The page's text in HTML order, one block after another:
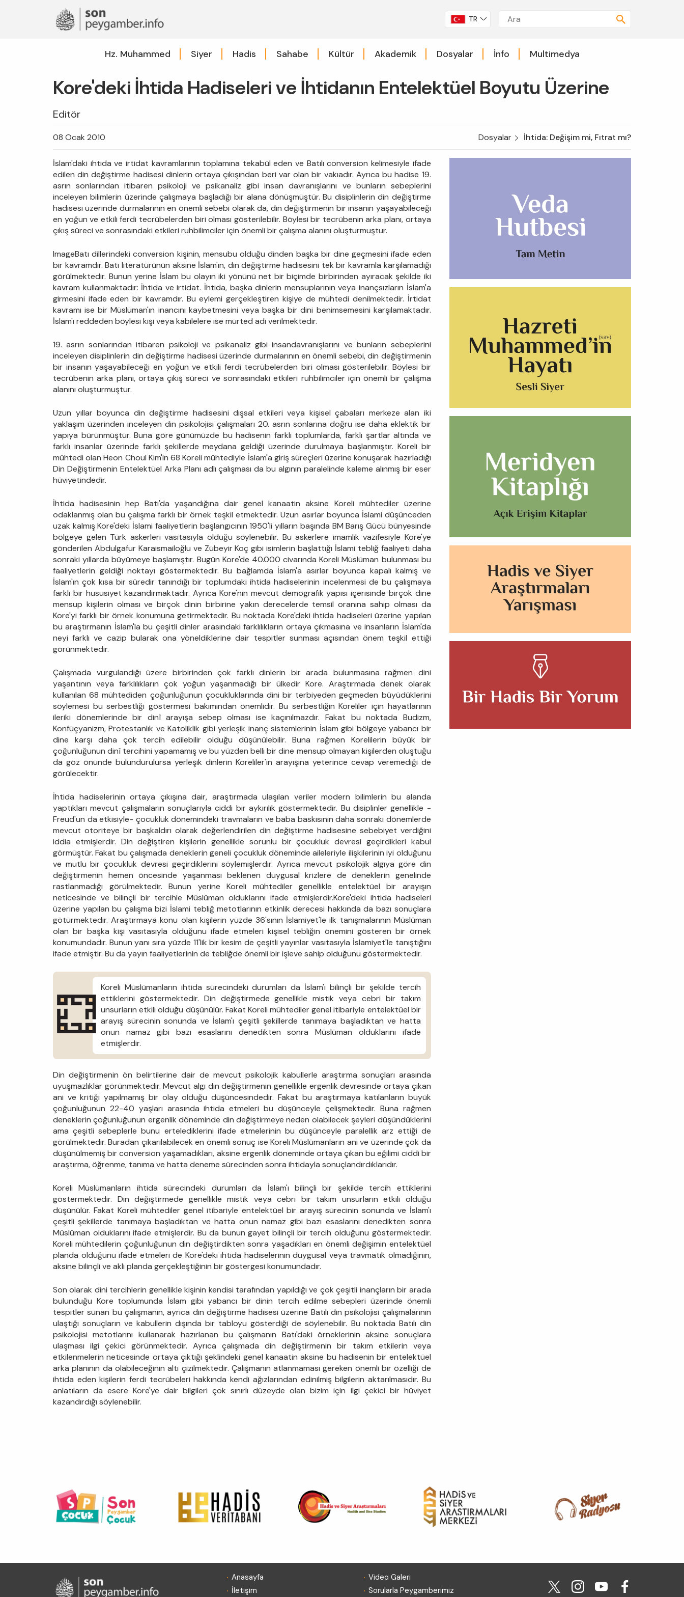
TR
Hz. Muhammed Siyer Hadis Sahabe Kültür Akademik Dosyalar İnfo Multimedya
Kore'deki İhtida Hadiseleri ve İhtidanın Entelektüel Boyutu Üzerine
Editör
08 Ocak 2010 Dosyalar İhtida: Değişim mi, Fıtrat mı?
İslam'daki ihtida ve irtidat kavramlarının toplamına tekabül eden ve Batılı conversion kelimesiyle ifade
edilen din değiştirme hadisesi dinlerin ortaya çıkışından beri var olan bir vakıadır. Ayrıca bu hadise 19.
asrın sonlarından itibaren psikoloji ve psikanaliz gibi insan davranışlarını ve bunların sebeplerini
inceleyen bilimlerin üzerinde çalışmaya başladığı bir alana dönüşmüştür. Bu disiplinlerin din değiştirme
hadisesi üzerinde durmalarının en önemli sebebi olarak da, din değiştirmenin bir insanın yaşayabileceği
en yoğun ve etkili ferdi tecrübelerden biri olması gösterilebilir. Böylesi bir tecrübenin arka planı, ortaya
çıkış süreci ve sonrasındaki etkileri ruhbilimciler için önemli bir çalışma alanını oluşturmuştur.
ImageBatı dillerindeki conversion kişinin, mensubu olduğu dinden başka bir dine geçmesini ifade eden
bir kavramdır. Batı literatürünün aksine İslam'ın, din değiştirme hadisesini tek bir kavramla karşılamadığı
görülmektedir. Bunun yerine İslam bu olayın iki yönünü net bir biçimde birbirinden ayıracak şekilde iki
kavram kullanmaktadır: İhtida ve irtidat. İhtida, başka dinlerin mensuplarının veya inançsızların İslam'a
girmesini ifade eden bir kavramdır. Bu eylemi gerçekleştiren kişiye de mühtedi denilmektedir. İrtidat
kavramı ise bir Müslüman'ın inancını kaybetmesini veya başka bir dini benimsemesini karşılamaktadır.
İslam'ı reddeden böylesi kişi veya kabilelere ise mürted adı verilmektedir.
19. asrın sonlarından itibaren psikoloji ve psikanaliz gibi insandavranışlarını ve bunların sebeplerini
inceleyen disiplinlerin din değiştirme hadisesi üzerinde durmalarının en önemli sebebi, din değiştirmenin
bir insanın yaşayabileceği en yoğun ve etkili ferdi tecrübelerden biri olması gösterilebilir. Böylesi bir
tecrübenin arka planı, ortaya çıkış süreci ve sonrasındaki etkileri ruhbilimciler için önemli bir çalışma
alanını oluşturmuştur.
Uzun yıllar boyunca din değiştirme hadisesini dışsal etkileri veya kişisel çabaları merkeze alan iki
yaklaşım üzerinden inceleyen din psikolojisi çalışmaları 20. asrın sonlarına doğru ise daha eklektik bir
yapıya bürünmüştür. Buna göre günümüzde bu hadisenin farklı toplumlarda, farklı şartlar altında ve
farklı insanlar üzerinde farklı şekillerde meydana geldiği üzerinde durulmaya başlanmıştır. Koreli bir
mühtedi olan Heon Choul Kim'in 68 Koreli mühtediyle İslam'a giriş süreçleri üzerine konuşarak hazırladığı
Din Değiştirmenin Entelektüel Arka Planı adlı çalışması da bu algının paralelinde kaleme alınmış bir eser
hüviyetindedir.
İhtida hadisesinin hep Batı'da yaşandığına dair genel kanaatin aksine Koreli mühtediler üzerine
odaklanmış olan bu çalışma farklı bir örnek teşkil etmektedir. Uzun asırlar boyunca İslami düşünceden
uzak kalmış Kore'deki İslami faaliyetlerin başlangıcının 1950'li yılların başında BM Barış Gücü bünyesinde
bölgeye gelen Türk askerleri vasıtasıyla olduğu söylenebilir. Bu askerlere imamlık vazifesiyle Kore'ye
gönderilen Abdulgafur Karaismailoğlu ve Zübeyir Koç gibi isimlerin başlattığı İslami tebliğ faaliyeti daha
sonraki yıllarda büyümeye başlamıştır. Bugün Kore'de 40.000 civarında Koreli Müslüman bulunması bu
faaliyetlerin geldiği noktayı göstermektedir. Bu bağlamda İslam'a asırlar boyunca kapalı kalmış ve
İslam'ın çok kısa bir süredir tanındığı bir toplumdaki ihtida hadiselerinin incelenmesi de bu çalışmaya
farklı bir hususiyet kazandırmaktadır. Ayrıca Kore'nin mevcut demografik yapısı içerisinde birçok dine
mensup kişilerin olması ve birçok dinin birbirine yakın derecelerde temsil oranına sahip olması da
Kore'yi farklı bir örnek konumuna getirmektedir. Bu noktada Kore'deki ihtida hadiseleri üzerine yapılan
bu araştırmanın İslam'la bu çeşitli dinler arasındaki farklılıkların ortaya çıkmasına ve insanların İslam'da
neyi farklı ve cazip bularak ona yöneldiklerine dair tespitler sunması açısından önem teşkil ettiği
görünmektedir.
Çalışmada vurgulandığı üzere birbirinden çok farklı dinlerin bir arada bulunmasına rağmen dini
yaşantının veya farklılıkların çok yoğun yaşanmadığı bir ülkedir Kore. Araştırmada denek olarak
kullanılan 68 mühtediden çoğunluğunun çocukluklarında dini bir terbiyeden geçmeden büyüdüklerini
söylemesi bu serbestliği göstermesi bakımından önemlidir. Bu serbestliğin Koreliler için hayatlarının
ileriki dönemlerinde bir dinî arayışa sebep olması ise kaçınılmazdır. Fakat bu noktada Budizm,
Konfüçyanizm, Protestanlık ve Katoliklik gibi yerleşik inanç sistemlerinin İslam gibi bölgeye yabancı bir
dine karşı daha çok tercih edilebilir olduğu düşünülebilir. Buna rağmen Korelilerin büyük bir
çoğunluğunun dinî tercihini yapamamış ve bu yüzden belli bir dine mensup olmayan kişilerden oluştuğu
da göz önünde bulundurulursa yerleşik dinlerin Koreliler'in arayışına yeterince cevap veremediği de
görülecektir.
İhtida hadiselerinin ortaya çıkışına dair, araştırmada ulaşılan veriler modern bilimlerin bu alanda
yaptıkları mevcut çalışmaların sonuçlarıyla ciddi bir aykırılık göstermektedir. Bu disiplinler genellikle -
Freud'un da etkisiyle- çocukluk dönemindeki travmaların ve baba baskısının daha sonraki dönemlerde
mevcut otoriteye bir başkaldırı olarak değerlendirilen din değiştirme hadisesine sebebiyet verdiğini
iddia etmişlerdir. Din değiştiren kişilerin genellikle sorunlu bir çocukluk devresi geçirdikleri kabul
görmüştür. Fakat bu çalışmada deneklerin geneli çocukluk döneminde aileleriyle ilişkilerinin iyi olduğunu
ve mutlu bir çocukluk devresi geçirdiklerini söylemişlerdir. Ayrıca mevcut psikolojik algıya göre din
değiştirmenin hemen öncesinde yaşanması beklenen duygusal krizlere de deneklerin genelinde
rastlanmadığı görülmektedir. Bunun yerine Koreli mühtediler genellikle entelektüel bir arayışın
neticesinde ve bilinçli bir tercihle Müslüman olduklarını ifade etmişlerdir.Kore'deki ihtida hadiseleri
üzerine yapılan bu çalışma bizi İslami tebliğ metotlarının etkinlik derecesi hakkında da bazı sonuçlara
götürmektedir. Araştırmaya konu olan kişilerin yüzde 36'sının İslamiyet'le ilk tanışmalarının Müslüman
olan bir başka kişi vasıtasıyla olduğunu ifade etmeleri kişisel tebliğin önemini gösteren bir örnek
konumundadır. Bunun yanı sıra yüzde 11'lik bir kesim de çeşitli yayınlar vasıtasıyla İslamiyet'le tanıştığını
ifade etmiştir. Bu da yayın faaliyetlerinin de tebliğde önemli bir işleve sahip olduğunu göstermektedir.
Koreli Müslümanların ihtida sürecindeki durumları da İslam'ı bilinçli bir şekilde tercih
ettiklerini göstermektedir. Din değiştirmede genellikle mistik veya cebri bir takım
unsurların etkili olduğu düşünülür. Fakat Koreli mühtediler genel itibariyle entelektüel bir
arayış sürecinin sonunda ve İslam'ı çeşitli şekillerde tanımaya başladıktan ve hatta
onun namaz gibi bazı esaslarını denedikten sonra Müslüman olduklarını ifade
etmişlerdir.
Din değiştirmenin ön belirtilerine dair de mevcut psikolojik kabullerle araştırma sonuçları arasında
uyuşmazlıklar görünmektedir. Mevcut algı din değiştirmenin genellikle ergenlik devresinde ortaya çıkan
ani ve kritiği yapılmamış bir olay olduğu düşüncesindedir. Fakat bu araştırmaya katılanların büyük
çoğunluğunun 22-40 yaşları arasında ihtida etmeleri bu düşünceyle çelişmektedir. Buna rağmen
deneklerin çoğunluğunun ergenlik döneminde din değiştirmeye neden olabilecek şeyleri düşündüklerini
ama çeşitli sebeplerle bunu ertelediklerini ifade etmelerinin bu düşünceyle paralellik arz ettiği de
görülmektedir. Buradan çıkarılabilecek en önemli sonuç ise Koreli Müslümanların ani ve üzerinde çok da
düşünülmemiş bir conversion yaşamadıkları, aksine ergenlik döneminde ortaya çıkan bu eğilimi ciddi bir
araştırma, öğrenme, tanıma ve hatta deneme sürecinden sonra ihtidayla sonuçlandırdıklarıdır.
Koreli Müslümanların ihtida sürecindeki durumları da İslam'ı bilinçli bir şekilde tercih ettiklerini
göstermektedir. Din değiştirmede genellikle mistik veya cebri bir takım unsurların etkili olduğu
düşünülür. Fakat Koreli mühtediler genel itibariyle entelektüel bir arayış sürecinin sonunda ve İslam'ı
çeşitli şekillerde tanımaya başladıktan ve hatta onun namaz gibi bazı esaslarını denedikten sonra
Müslüman olduklarını ifade etmişlerdir. Bu da bunun gayet bilinçli bir tercih olduğunu göstermektedir.
Koreli mühtedilerin çoğunluğunun din değiştirdikten sonra yaşadıkları en önemli değişimin entelektüel
planda olduğunu ifade etmeleri de Kore'deki ihtida hadiselerinin duygusal veya travmatik olmadığının,
aksine bilinçli ve akli planda gerçekleştiğinin bir göstergesi konumundadır.
Son olarak dini tercihlerin genellikle kişinin kendisi tarafından yapıldığı ve çok çeşitli inançların bir arada
bulunduğu Kore toplumunda İslam gibi yabancı bir dinin tercih edilme sebepleri üzerinde önemli
tespitler sunan bu çalışmanın, ayrıca din değiştirme hadisesi üzerine Batılı din psikolojisi çalışmalarının
ulaştığı sonuçların ve kabullerin dışında bir tabloyu gösterdiği de söylenebilir. Bu noktada Batılı din
psikolojisi metotlarını kullanarak hazırlanan bu çalışmanın Batı'daki örneklerinin aksine sonuçlara
ulaşması ilgi çekici görünmektedir. Ayrıca çalışmada din değiştirmenin bir takım etkilerin veya
etkilenmelerin neticesinde ortaya çıktığı şeklindeki genel kanaatin aksine bu hadisenin bir entelektüel
arka planının da olabileceğinin altı çizilmektedir. Çalışmanın atlanmaması gereken önemli bir özelliği de
ihtida eden kişilerin ferdi tecrübeleri hakkında kendi ağızlarından edinilmiş bilgilerin aktarılmasıdır. Bu
anlatıların da esere Kore'ye dair bilgileri çok sınırlı düzeyde olan bizim için ilgi çekici bir hüviyet
kazandırdığı söylenebilir.
. Anasayfa . Video Galeri
. İletişim . Sorularla Peygamberimiz